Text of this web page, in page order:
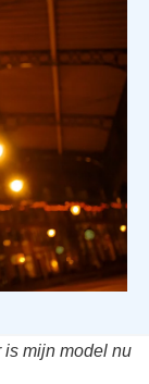
is mijn model nu